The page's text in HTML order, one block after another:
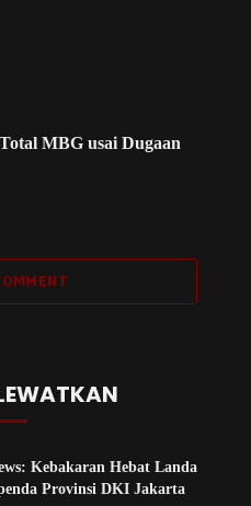
MBG usai Dugaan
Kebakaran Hebat Landa
Provinsi DKI Jakarta